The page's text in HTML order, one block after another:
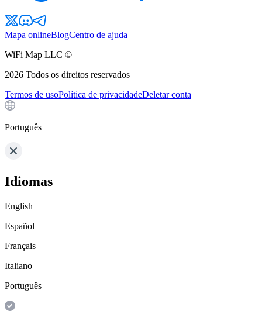
Mapa onlineBlogCentro de ajuda
WiFi Map LLC ©
2026 Todos os direitos reservados
Termos de usoPolítica de privacidadeDeletar conta
Português
Idiomas
English
Español
Français
Italiano
Português